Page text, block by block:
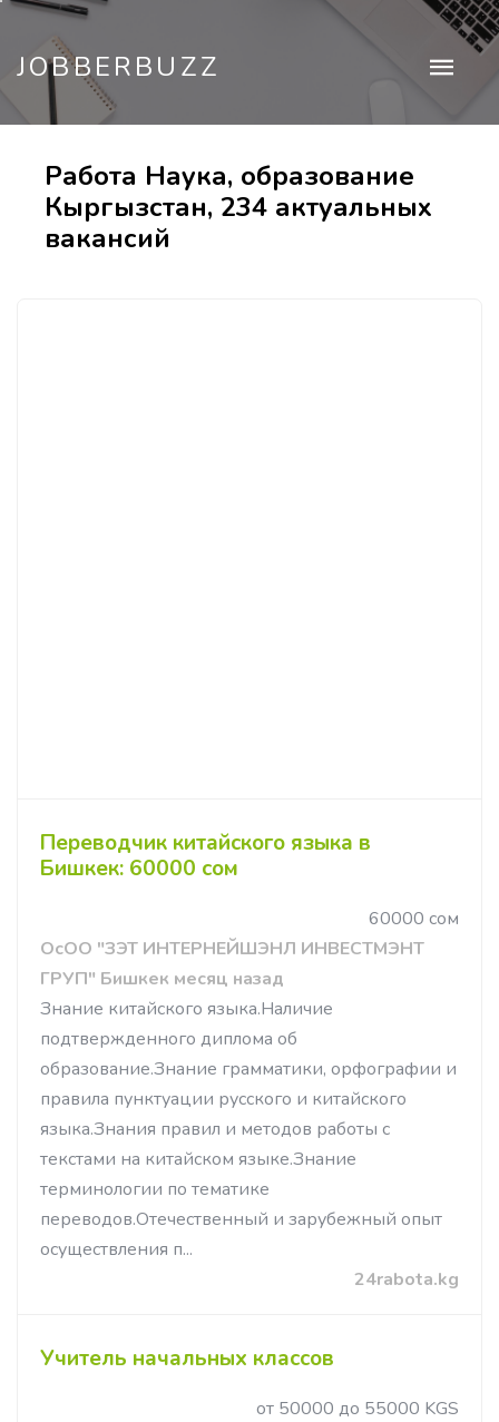
JOBBERBUZZ
Работа Наука, образование
Кыргызстан, 234 актуальных
вакансий
Переводчик китайского языка в
Бишкек: 60000 сом
60000 сом
ОсОО "ЗЭТ ИНТЕРНЕЙШЭНЛ ИНВЕСТМЭНТ
ГРУП" Бишкек месяц назад
Знание китайского языка.Наличие
подтвержденного диплома об
образование.Знание грамматики, орфографии и
правила пунктуации русского и китайского
языка.Знания правил и методов работы с
текстами на китайском языке.Знание
терминологии по тематике
переводов.Отечественный и зарубежный опыт
осуществления п...
24rabota.kg
Учитель начальных классов
от 50000 до 55000 KGS